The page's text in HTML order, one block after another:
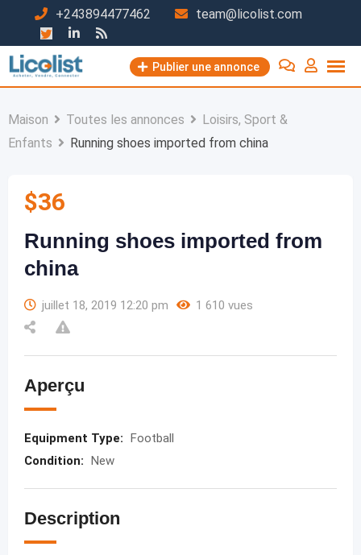
contenu
+243894477462 team@licolist.com
Publier une annonce
Maison Toutes les annonces
Loisirs, Sport &
Enfants
Running shoes imported from china
$36
Running shoes imported from
china
juillet 18, 2019 12:20 pm 1 610 vues
Aperçu
Equipment Type: Football
Condition: New
Description